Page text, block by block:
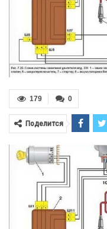
0
179
Поделится